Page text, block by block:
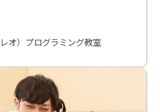
オ）プログラミング教室